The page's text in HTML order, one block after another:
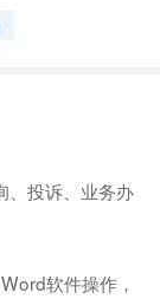
、投诉、业务办
软件操作，